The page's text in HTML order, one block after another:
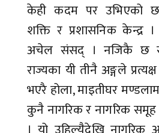
केही कदम पर उभिएको छ
शक्ति र प्रशासनिक केन्द्र ।
अचेल संसद् । नजिकै छ
राज्यका यी तीनै अङ्गले
भएरै होला, माइतीघर
कुनै नागरिक र नागरिक